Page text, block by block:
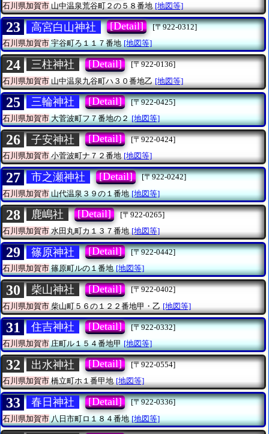
石川県加賀市 山中温泉荒谷町２の５８番地 [地図等]
23 高宮白山神社 [Detail]
[〒922-0312]
石川県加賀市宇谷町ろ１１７番地 [地図等]
24 三柱神社 [Detail]
[〒922-0136]
石川県加賀市 山中温泉九谷町ハ３０番地乙 [地図等]
25 三輪神社 [Detail]
[〒922-0425]
石川県加賀市大菅波町フ７番地の２ [地図等]
26 子安神社 [Detail]
[〒922-0424]
石川県加賀市小菅波町ナ７２番地 [地図等]
27 市之瀬神社 [Detail]
[〒922-0242]
石川県加賀市山代温泉３９の１番地 [地図等]
28 鹿嶋社 [Detail]
[〒922-0265]
石川県加賀市 水田丸町カ１３７番地 [地図等]
29 篠原神社 [Detail]
[〒922-0442]
石川県加賀市篠原町ルの１番地 [地図等]
30 柴山神社 [Detail]
[〒922-0402]
石川県加賀市 柴山町５６の１２２番地甲・乙 [地図等]
31 住吉神社 [Detail]
[〒922-0332]
石川県加賀市庄町ル１５４番地甲 [地図等]
32 出水神社 [Detail]
[〒922-0554]
石川県加賀市橋立町ホ１番甲地 [地図等]
33 春日神社 [Detail]
[〒922-0336]
石川県加賀市八日市町ロ１８４番地 [地図等]